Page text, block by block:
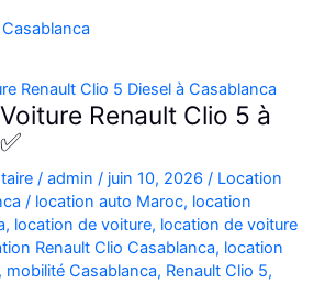
Renault Clio 5 à
/ admin / juin 10, 2026 / Location
/ location auto Maroc, location
, location de voiture, location de voiture
Renault Clio Casablanca, location
, mobilité Casablanca, Renault Clio 5,